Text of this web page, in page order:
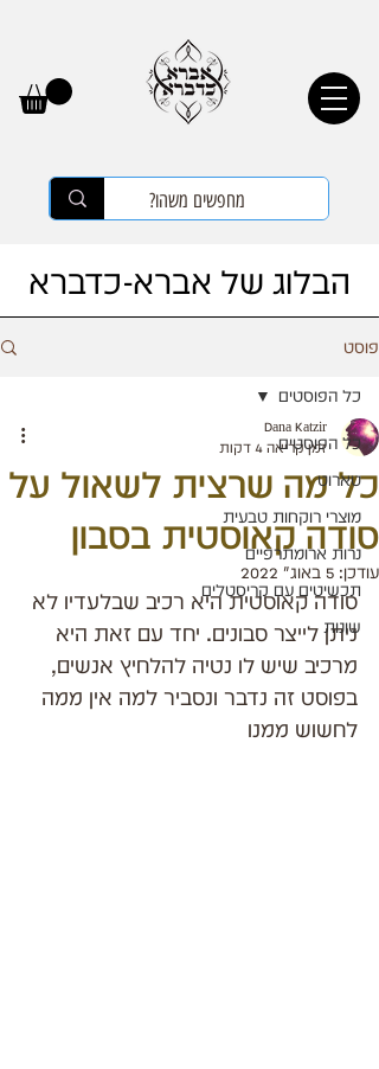
הבלוג של אברא-כדברא
פוסט
כל הפוסטים
טארוט
מוצרי רוקחות טבעית
נרות ארומתרפיים
תכשיטים עם קריסטלים
שונות
כל הפוסטים
כל מה שרצית לשאול על
סודה קאוסטית בסבון
Dana Katzir
זמן קריאה 4 דקות
עודכן: 5 באוג׳ 2022
סודה קאוסטית היא רכיב שבלעדיו לא
ניתן לייצר סבונים. יחד עם זאת היא
מרכיב שיש לו נטיה להלחיץ אנשים,
בפוסט זה נדבר ונסביר למה אין ממה
לחשוש ממנו